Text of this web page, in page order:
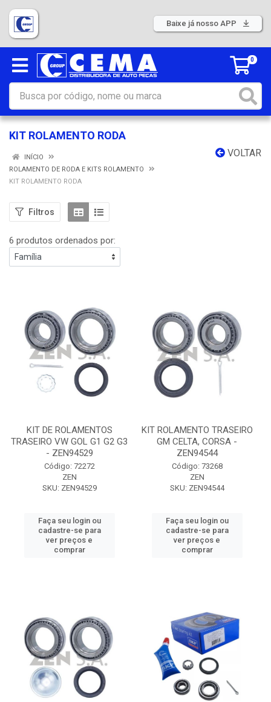
Baixe já nosso APP
0
KIT ROLAMENTO RODA
VOLTAR
INÍCIO
ROLAMENTO DE RODA E KITS ROLAMENTO
KIT ROLAMENTO RODA
Filtros
6 produtos ordenados por:
KIT DE ROLAMENTOS
TRASEIRO VW GOL G1 G2 G3
- ZEN94529
Código: 72272
ZEN
SKU: ZEN94529
Faça seu login ou
cadastre-se para
ver preços e
comprar
KIT ROLAMENTO TRASEIRO
GM CELTA, CORSA -
ZEN94544
Código: 73268
ZEN
SKU: ZEN94544
Faça seu login ou
cadastre-se para
ver preços e
comprar